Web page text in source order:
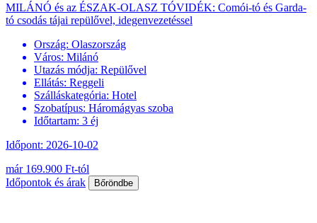
MILÁNÓ és az ÉSZAK-OLASZ TÓVIDÉK: Comói-tó és Garda-
tó csodás tájai repülővel, idegenvezetéssel
Ország: Olaszország
Város: Milánó
Utazás módja: Repülővel
Ellátás: Reggeli
Szálláskategória: Hotel
Szobatípus: Háromágyas szoba
Időtartam: 3 éj
Időpont: 2026-10-02
már 169.900 Ft-tól
Időpontok és árak
Bőröndbe